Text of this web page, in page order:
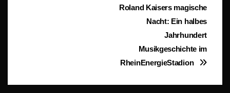
Beitragsnavigation
Roland Kaisers magische
Nacht: Ein halbes
Jahrhundert
Musikgeschichte im
RheinEnergieStadion